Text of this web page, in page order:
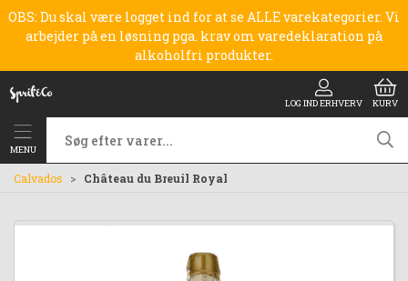
OBS: Du skal være logget ind for at se ALLE varekategorier. Vi
arbejder på en løsning pga. krav om varedeklaration på
alkoholfri produkter.
LOG IND ERHVERV KURV
MENU
Calvados Château du Breuil Royal